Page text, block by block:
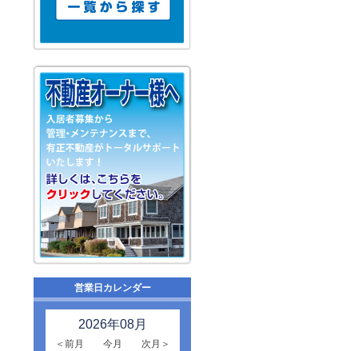
営業日カレンダー
2026年08月
＜前月 今月 次月＞